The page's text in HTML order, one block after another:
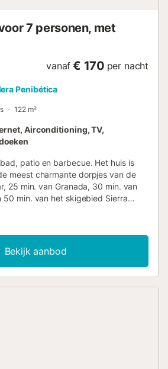
7 personen, met
vanaf € 170 per nacht
Penibética
122 m²
Airconditioning, TV,
patio en barbecue. Het huis is
meest charmante dorpjes van de
25 min. van Granada, 30 min. van
50 min. van het skigebied Sierra
met open haard, volledig
vaatwasser. Het heeft verwarming
heeft een grote patio met pergola
u goede tijden kunt
privé....
Bekijk aanbod